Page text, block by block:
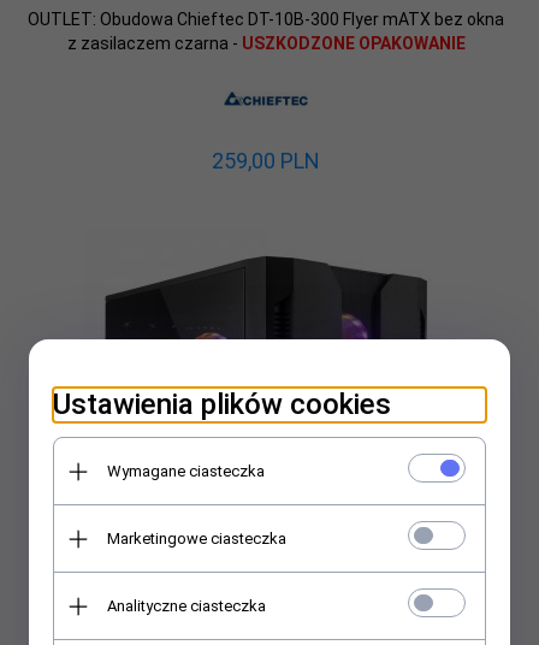
OUTLET: Obudowa Chieftec DT-10B-300 Flyer mATX bez okna
z zasilaczem czarna - USZKODZONE OPAKOWANIE
259,00 PLN
Ustawienia plików cookies
Wymagane ciasteczka
Marketingowe ciasteczka
Analityczne ciasteczka